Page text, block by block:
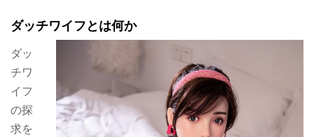
ダッチワイフとは何か
ダッ
チワ
イフ
の探
求を